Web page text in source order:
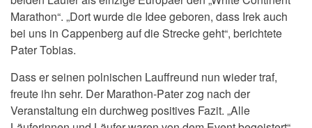
Marathon“. „Dort wurde die Idee geboren, dass Irek auch
bei uns in Cappenberg auf die Strecke geht“, berichtete
Pater Tobias.
Dass er seinen polnischen Lauffreund nun wieder traf,
freute ihn sehr. Der Marathon-Pater zog nach der
Veranstaltung ein durchweg positives Fazit. „Alle